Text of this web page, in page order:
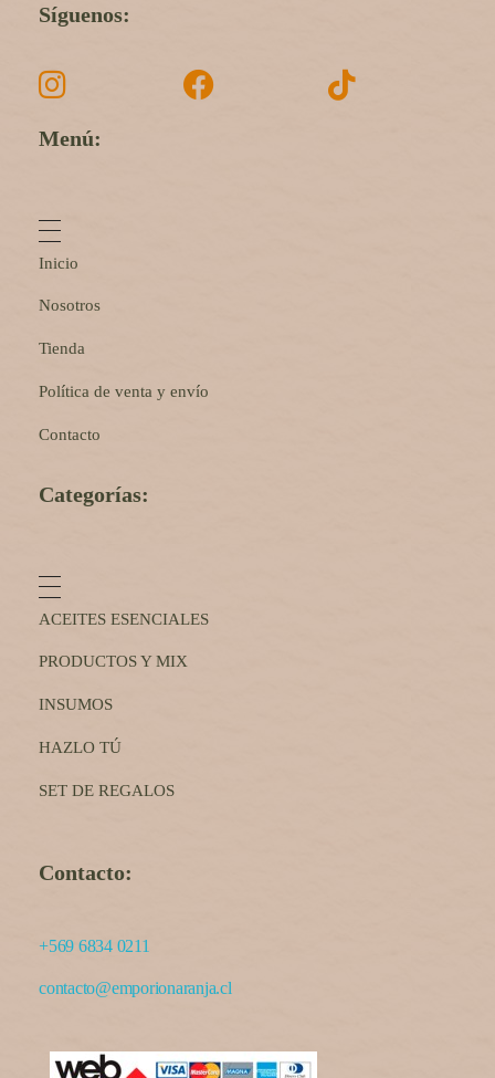
Síguenos:
Menú:
Inicio
Nosotros
Tienda
Política de venta y envío
Contacto
Categorías:
ACEITES ESENCIALES
PRODUCTOS Y MIX
INSUMOS
HAZLO TÚ
SET DE REGALOS
Contacto:
+569 6834 0211
contacto@emporionaranja.cl